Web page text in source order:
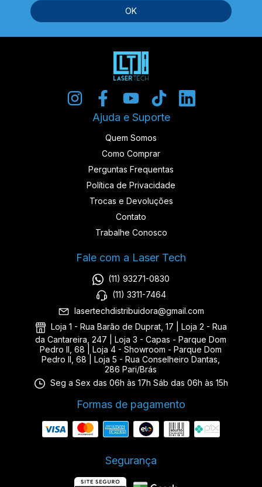
Ajuda e Suporte
Quem Somos
Como Comprar
Perguntas Frequentas
Política de Privacidade
Trocas e Devoluções
Contato
Trabalhe Conosco
Fale com a Laser Tech
(11) 93271-0830
(11) 3311-7464
lasertechdistribuidora@gmail.com
Loja 1 - Rua Barão de Duprat, 17 | Loja 2 - Rua
da Cantareira, 247 | Loja 3 - Capas - Parque Dom
Pedro II, 68 | Loja 4 - Showroom - Parque Dom
Pedro II, 68 | Loja 5 - Rua Conselheiro Dantas,
286 Pari/Brás
Seg a Sex das 06h às 17h Sáb das 06h às 15h
Formas de pagamento
Segurança